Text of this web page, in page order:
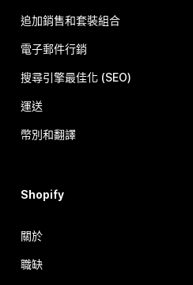
追加銷售和套裝組合
電子郵件行銷
搜尋引擎最佳化 (SEO)
運送
幣別和翻譯
Shopify
關於
職缺